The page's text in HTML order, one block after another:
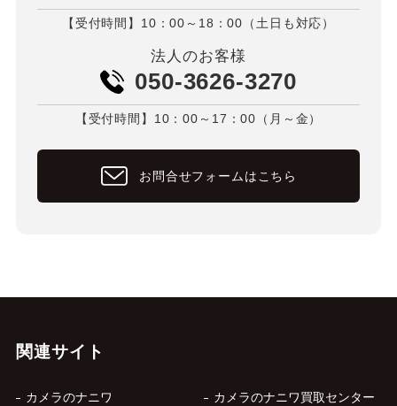
【受付時間】10：00～18：00（土日も対応）
法人のお客様
050-3626-3270
【受付時間】10：00～17：00（月～金）
お問合せフォームはこちら
関連サイト
カメラのナニワ カメラのナニワ買取センター